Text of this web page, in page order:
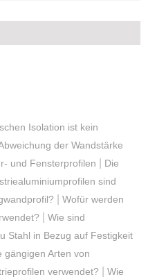
Isolation ist kein
der Wandstärke
und Fensterprofilen
Die
sind
Wofür werden
Wie sind
Stahl in Bezug auf Festigkeit
gängigen Arten von
verwendet?
Wie